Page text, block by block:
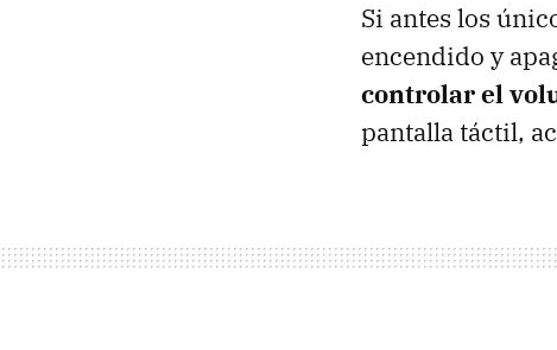
Si antes los
encendido y
controlar el
pantalla táctil,